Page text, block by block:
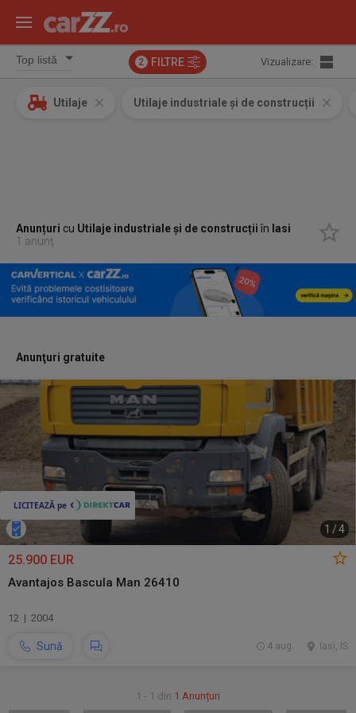
2 FILTRE Vizualizare:
Utilaje Utilaje industriale și de construcții
Anunțuri cu Utilaje industriale și de construcțiiîn Iasi
1 anunț
Anunţuri gratuite
1 /4
25.900 EUR
Avantajos Bascula Man 26410
12 | 2004
Sună Iasi, IS
4 aug.
1 - 1 din 1 Anunțuri